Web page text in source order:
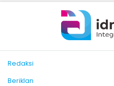
Redaksi
Beriklan